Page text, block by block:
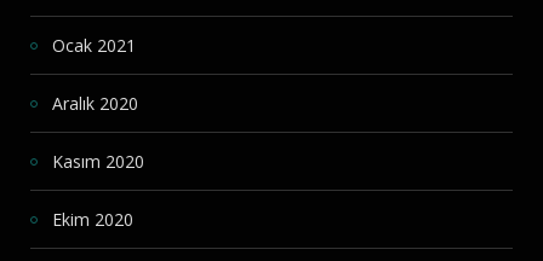
Ocak 2021
Aralık 2020
Kasım 2020
Ekim 2020